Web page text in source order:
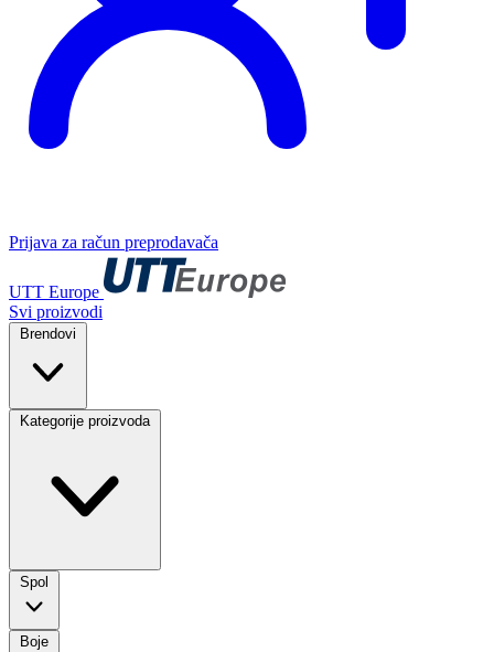
Prijava za račun preprodavača
UTT Europe
Svi proizvodi
Brendovi
Kategorije proizvoda
Spol
Boje